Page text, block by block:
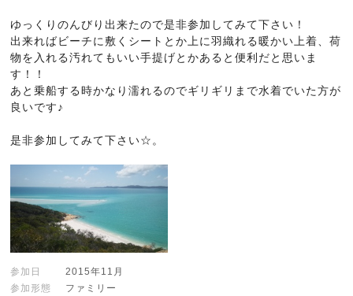
ゆっくりのんびり出来たので是非参加してみて下さい！
出来ればビーチに敷くシートとか上に羽織れる暖かい上着、荷
物を入れる汚れてもいい手提げとかあると便利だと思いま
す！！
あと乗船する時かなり濡れるのでギリギリまで水着でいた方が
良いです♪
是非参加してみて下さい☆。
参加日
2015年11月
参加形態
ファミリー